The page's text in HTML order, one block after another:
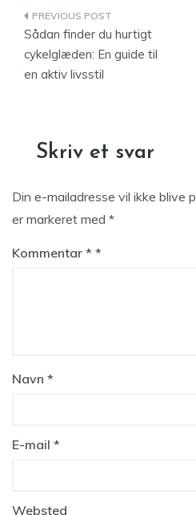
Indlægsnavigation
Sådan finder du hurtigt
cykelglæden: En guide til
en aktiv livsstil
Skriv et svar
Din e-mailadresse vil ikke blive
er markeret med *
Kommentar *
Navn *
E-mail *
Websted